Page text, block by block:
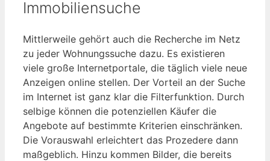
Immobiliensuche
Mittlerweile gehört auch die Recherche im Netz
zu jeder Wohnungssuche dazu. Es existieren
viele große Internetportale, die täglich viele neue
Anzeigen online stellen. Der Vorteil an der Suche
im Internet ist ganz klar die Filterfunktion. Durch
selbige können die potenziellen Käufer die
Angebote auf bestimmte Kriterien einschränken.
Die Vorauswahl erleichtert das Prozedere dann
maßgeblich. Hinzu kommen Bilder, die bereits